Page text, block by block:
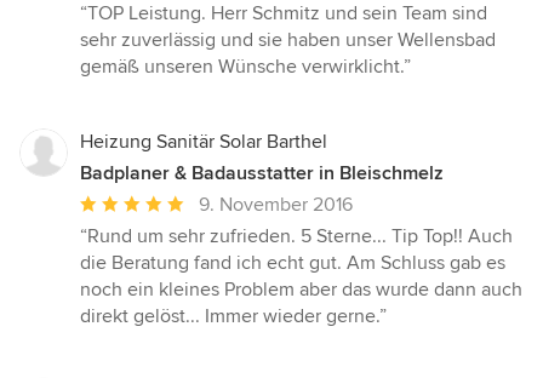
Bewertung:
5
von
“TOP Leistung. Herr Schmitz und sein Team sind
sehr zuverlässig und sie haben unser Wellensbad
gemäß unseren Wünsche verwirklicht.”
Heizung Sanitär Solar Barthel
Badplaner & Badausstatter in Bleischmelz
Durchschnittliche
Bewertung:
5
von
5
9. November 2016
“Rund um sehr zufrieden. 5 Sterne... Tip Top!! Auch
die Beratung fand ich echt gut. Am Schluss gab es
noch ein kleines Problem aber das wurde dann auch
direkt gelöst... Immer wieder gerne.”